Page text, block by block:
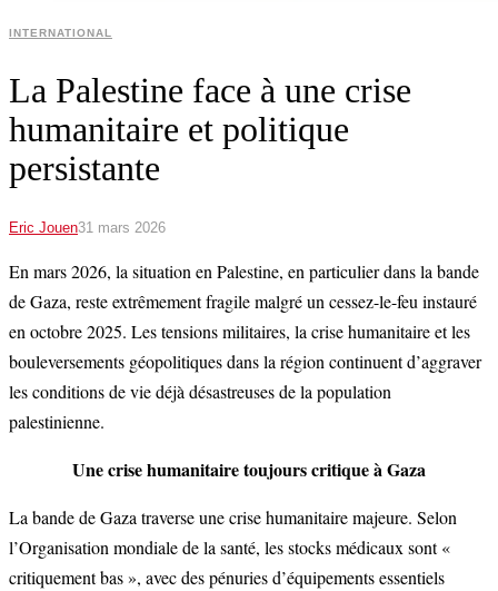
INTERNATIONAL
La Palestine face à une crise
humanitaire et politique
persistante
Eric Jouen31 mars 2026
En mars 2026, la situation en Palestine, en particulier dans la bande
de Gaza, reste extrêmement fragile malgré un cessez-le-feu instauré
en octobre 2025. Les tensions militaires, la crise humanitaire et les
bouleversements géopolitiques dans la région continuent d’aggraver
les conditions de vie déjà désastreuses de la population
palestinienne.
Une crise humanitaire toujours critique à Gaza
La bande de Gaza traverse une crise humanitaire majeure. Selon
l’Organisation mondiale de la santé, les stocks médicaux sont «
critiquement bas », avec des pénuries d’équipements essentiels